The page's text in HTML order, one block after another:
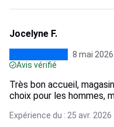
Jocelyne F.
8 mai 2026
Avis vérifié
Très bon accueil,
choix pour les hommes,
Expérience du : 25 avr. 2026